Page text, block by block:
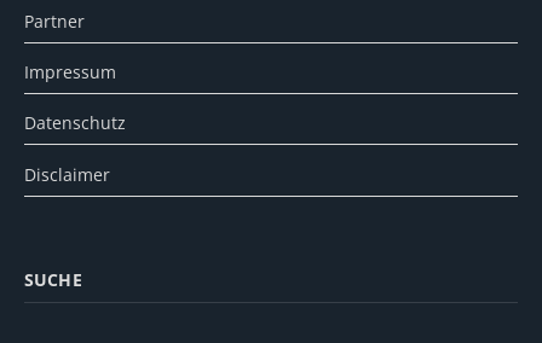
Partner
Impressum
Datenschutz
Disclaimer
SUCHE